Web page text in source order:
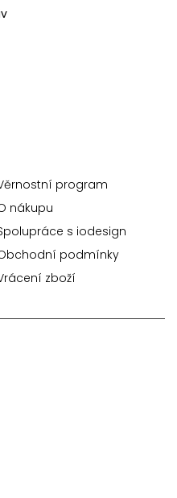
program
nákupu
s iodesign
podmínky
zboží